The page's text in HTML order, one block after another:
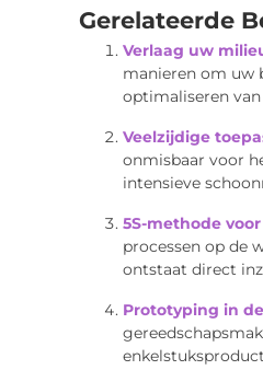
Gerelateerde
Verlaag uw
manieren om uw
optimaliseren van
Veelzijdige
onmisbaar voor
intensieve
5S-methode
processen op de
ontstaat direct
Prototyping in